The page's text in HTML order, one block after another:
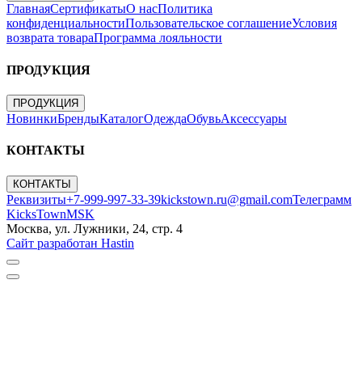
ГлавнаяСертификатыО насПолитика
конфиденциальностиПользовательское соглашениеУсловия
возврата товараПрограмма лояльности
ПРОДУКЦИЯ
ПРОДУКЦИЯ
НовинкиБрендыКаталогОдеждаОбувьАксессуары
КОНТАКТЫ
КОНТАКТЫ
Реквизиты+7-999-997-33-39kickstown.ru@gmail.comТелеграмм
KicksTownMSK
Москва, ул. Лужники, 24, стр. 4
Сайт разработан Hastin